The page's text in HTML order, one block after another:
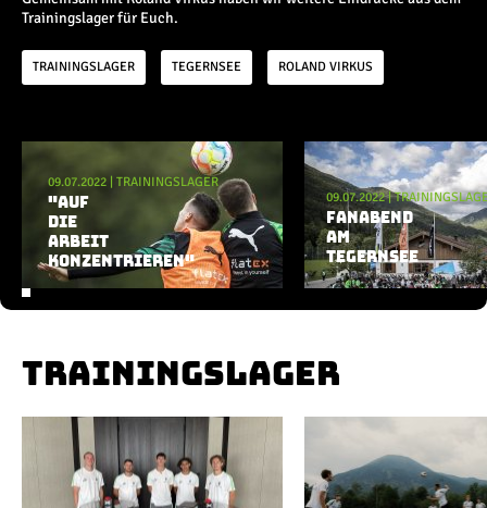
Europa League
Testspiele
News
Pressekonferenzen
Rund um Borussia
Trainingslager
Alle Videos
Trainingslager für Euch.
TRAININGSLAGER TEGERNSEE ROLAND VIRKUS
Aktuelle Playlist
09.07.2022 TRAININGSLAGER
"AUF
DIE
ARBEIT
KONZENTRIEREN"
09.07.2022|
FANABEND
AM
TEGERNSEE
TRAININGSLAGER